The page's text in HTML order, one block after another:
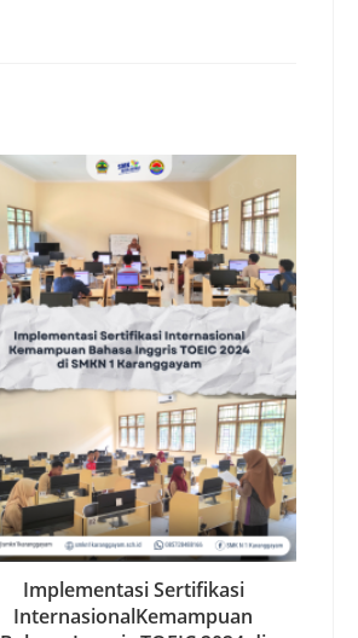
Implementasi Sertifikasi
InternasionalKemampuan